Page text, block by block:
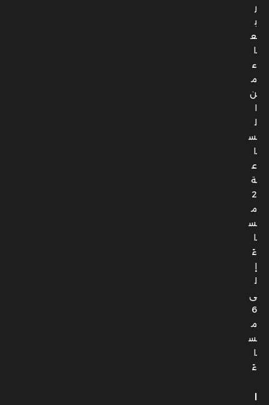
ر
ب
ع
ا
ء
م
ن
ا
ل
س
ا
ع
ة
2
م
س
ا
ءً
إ
ل
ى
6
م
س
ا
ءً